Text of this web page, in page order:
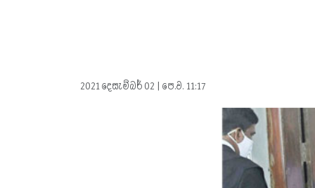
2021 දෙසැම්බර් 02 | පෙ.ව. 11:17